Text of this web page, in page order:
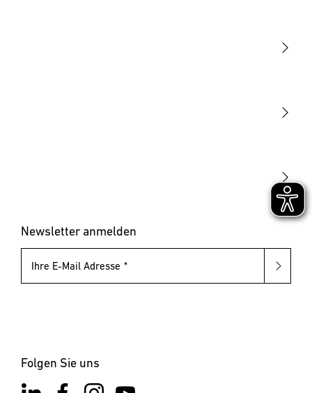
Newsletter anmelden
Ihre E-Mail Adresse
Folgen Sie uns